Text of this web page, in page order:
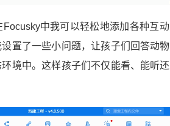
中我可以轻松地添加各种互
置了一些小问题，让孩子们回答动
境中。这样孩子们不仅能看、能听